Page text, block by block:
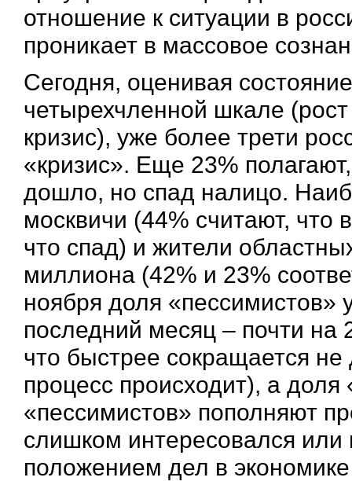
отношение к ситуации в
проникает в массовое
Сегодня, оценивая
четырехчленной шкале
кризис), уже более трети
«кризис». Еще 23%
дошло, но спад налицо.
москвичи (44% считают, что
что спад) и жители
миллиона (42% и 23%
ноября доля «пессимистов»
последний месяц – почти на
что быстрее сокращается не
процесс происходит), а
«пессимистов» пополняют
слишком интересовался
положением дел в